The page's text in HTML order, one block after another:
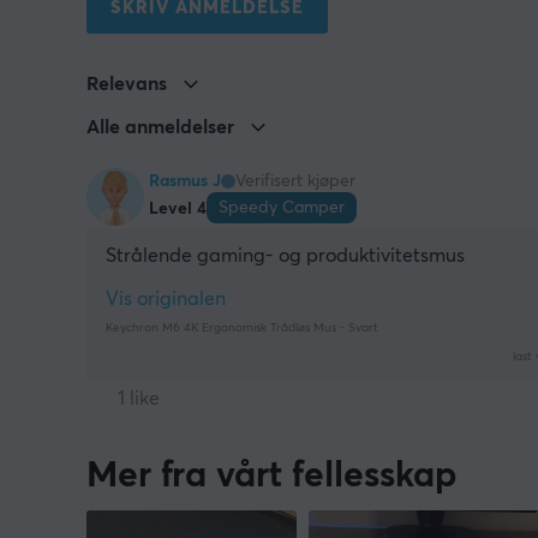
SKRIV ANMELDELSE
Relevans
Alle anmeldelser
Rasmus J
Verifisert kjøper
Level 4
Speedy Camper
Strålende gaming- og produktivitetsmus
Vis originalen
Keychron M6 4K Ergonomisk Trådløs Mus - Svart
last
1 like
Mer fra vårt fellesskap